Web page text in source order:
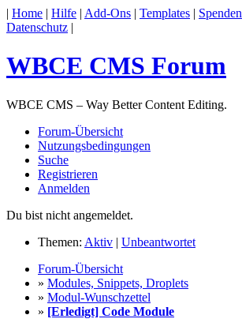
| Home | Hilfe | Add-Ons | Templates | Spenden
Datenschutz |
WBCE CMS Forum
WBCE CMS – Way Better Content Editing.
Forum-Übersicht
Nutzungsbedingungen
Suche
Registrieren
Anmelden
Du bist nicht angemeldet.
Themen: Aktiv | Unbeantwortet
Forum-Übersicht
» Modules, Snippets, Droplets
» Modul-Wunschzettel
» [Erledigt] Code Module